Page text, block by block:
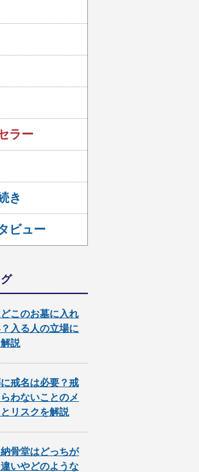
ラー
き
ビュー
このお墓に入れ
入る人の立場に
説
戒名は必要？戒
わないことのメ
リスクを解説
骨堂はどっちが
いやどのような